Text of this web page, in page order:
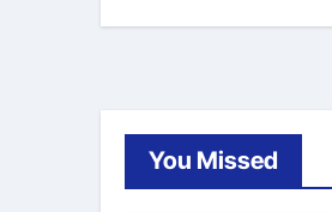
You Missed